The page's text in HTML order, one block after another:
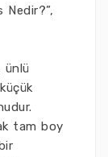
Nedir?”,
ünlü
tam boy